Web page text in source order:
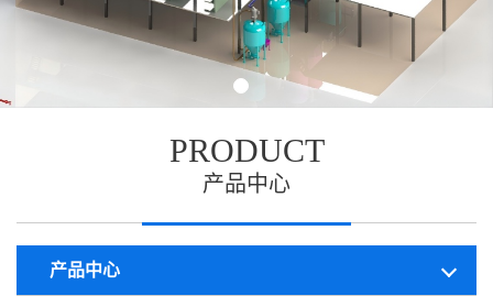
PRODUCT
产品中心
产品中心